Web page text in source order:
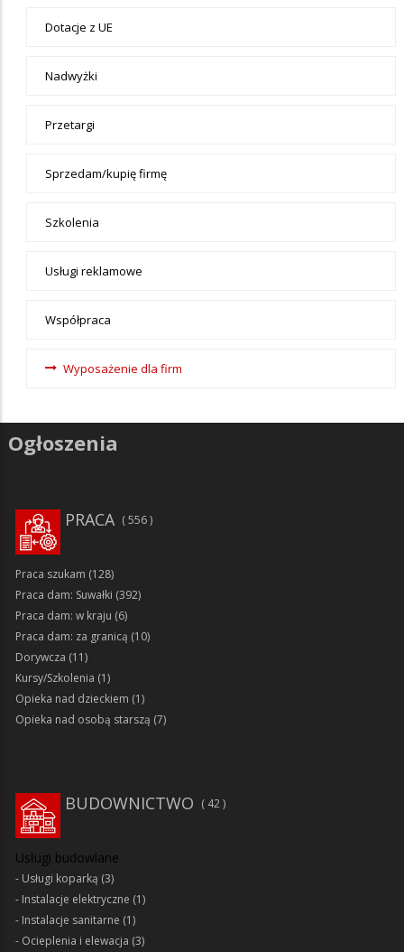
Dotacje z UE
Nadwyżki
Przetargi
Sprzedam/kupię firmę
Szkolenia
Usługi reklamowe
Współpraca
Wyposażenie dla firm
Ogłoszenia
PRACA 556
Praca szukam (128)
Praca dam: Suwałki (392)
Praca dam: w kraju (6)
Praca dam: za granicą (10)
Dorywcza (11)
Kursy/Szkolenia (1)
Opieka nad dzieckiem (1)
Opieka nad osobą starszą (7)
BUDOWNICTWO 42
Usługi budowlane
Usługi koparką (3)
Instalacje elektryczne (1)
Instalacje sanitarne (1)
Ocieplenia i elewacja (3)